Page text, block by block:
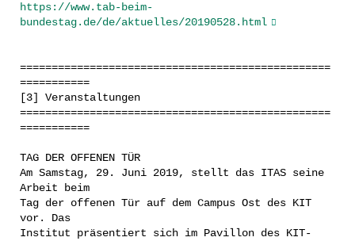
https://www.tab-beim-
bundestag.de/de/aktuelles/20190528.html
=================================================
===========
[3] Veranstaltungen
=================================================
===========
TAG DER OFFENEN TÜR
Am Samstag, 29. Juni 2019, stellt das ITAS seine
Arbeit beim
Tag der offenen Tür auf dem Campus Ost des KIT
vor. Das
Institut präsentiert sich im Pavillon des KIT-